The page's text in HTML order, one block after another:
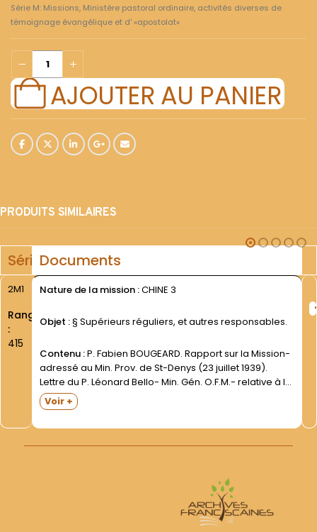
Série M: Missions, Ministère pastoral ordinaire, activités diverses de
témoignage évangélique et d' «apostolat»
AJOUTER AU PANIER
PRODUITS SIMILAIRES
SérieDocuments
2M1
Rang
:
415
Nature de la mission :CHINE 3
Objet :§ Supérieurs réguliers, et autres responsables.
Contenu :P. Fabien BOUGEARD. Rapport sur la Mission-
adressé au Min. Prov. de St-Denys (23 juillet 1939).
Lettre du P. Léonard Bello- Min. Gén. O.F.M.- relative à la
nomination du P. F.B. comme Sup. rég (Rome- 24 mars
1944)- et lettre...
Voir +